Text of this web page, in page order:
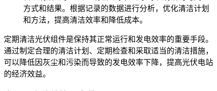
方式和结果。根据记录的数据进行分析，优化清洁计划
和方法，提高清洁效率和降低成本。
定期清洁光伏组件是保持其正常运行和发电效率的重要手段。
通过制定合理的清洁计划、定期检查和采取适当的清洁措施，
可以降低因灰尘和污染而导致的发电效率下降，提高光伏电站
的经济效益。